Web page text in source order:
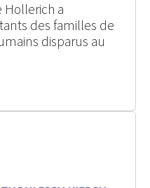
Hollerich a
des familles de
disparus au